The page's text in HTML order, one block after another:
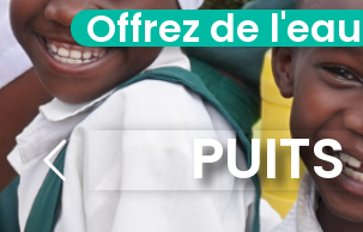
PUITS
Offrez de l'eau